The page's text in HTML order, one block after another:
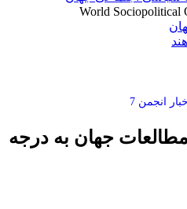
انجمن 7
جهان به درجه